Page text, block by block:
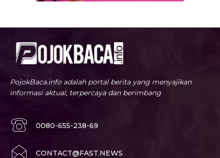
PojokBaca.info adalah portal berita yang menyajikan
informasi aktual, terpercaya dan berimbang
0080-655-238-69
CONTACT@FAST.NEWS